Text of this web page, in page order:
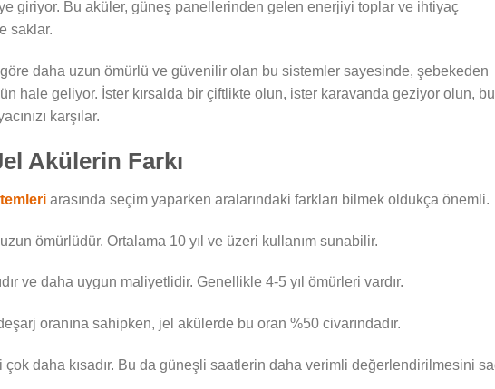
giriyor. Bu aküler, güneş panellerinden gelen enerjiyi toplar ve ihtiyaç
saklar.
daha uzun ömürlü ve güvenilir olan bu sistemler sayesinde, şebekeden
hale geliyor. İster kırsalda bir çiftlikte olun, ister karavanda geziyor olun, bu
karşılar.
Akülerin Farkı
arasında seçim yaparken aralarındaki farkları bilmek oldukça önemli.
ömürlüdür. Ortalama 10 yıl ve üzeri kullanım sunabilir.
ve daha uygun maliyetlidir. Genellikle 4-5 yıl ömürleri vardır.
oranına sahipken, jel akülerde bu oran %50 civarındadır.
daha kısadır. Bu da güneşli saatlerin daha verimli değerlendirilmesini